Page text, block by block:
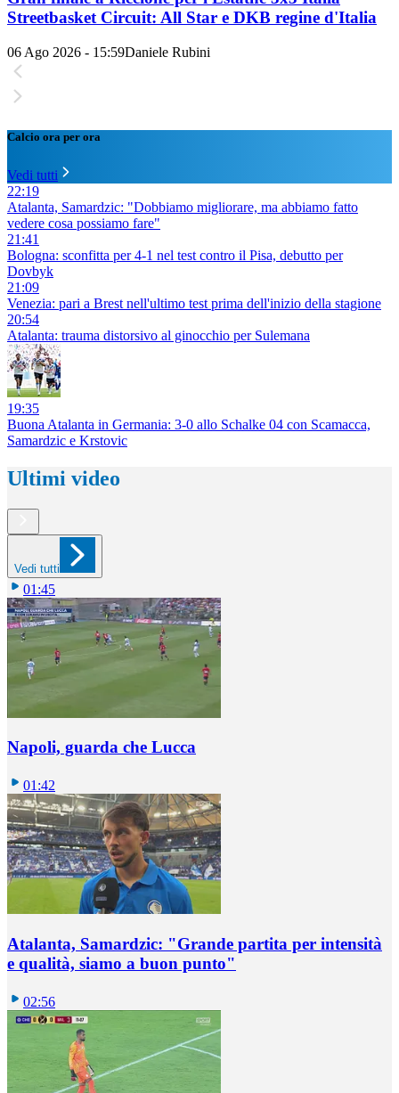
Streetbasket Circuit: All Star e DKB regine d'Italia
06 Ago 2026 - 15:59Daniele Rubini
Calcio ora per ora
Vedi tutti
22:19
Atalanta, Samardzic: "Dobbiamo migliorare, ma abbiamo fatto
vedere cosa possiamo fare"
21:41
Bologna: sconfitta per 4-1 nel test contro il Pisa, debutto per
Dovbyk
21:09
Venezia: pari a Brest nell'ultimo test prima dell'inizio della stagione
20:54
Atalanta: trauma distorsivo al ginocchio per Sulemana
19:35
Buona Atalanta in Germania: 3-0 allo Schalke 04 con Scamacca,
Samardzic e Krstovic
Ultimi video
Vedi tutti
01:45
Napoli, guarda che Lucca
01:42
Atalanta, Samardzic: "Grande partita per intensità
e qualità, siamo a buon punto"
02:56